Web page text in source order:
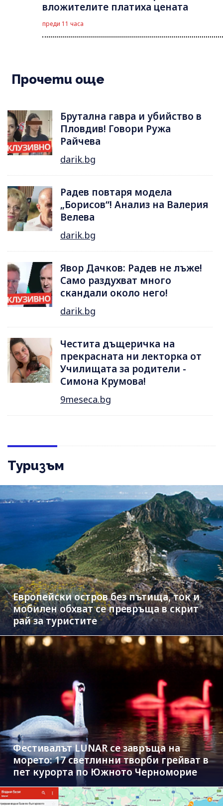
вложителите платиха цената
преди 11 часа
Прочети още
Брутална гавра и убийство в
Пловдив! Говори Ружа
Райчева
darik.bg
Радев повтаря модела
„Борисов“! Анализ на Валерия
Велева
darik.bg
Явор Дачков: Радев не лъже!
Само раздухват много
скандали около него!
darik.bg
Честита дъщеричка на
прекрасната ни лекторка от
Училищата за родители -
Симона Крумова!
9meseca.bg
Туризъм
Европейски остров без пътища, ток и
мобилен обхват се превръща в скрит
рай за туристите
Фестивалът LUNAR се завръща на
морето: 17 светлинни творби грейват в
пет курорта по Южното Черноморие